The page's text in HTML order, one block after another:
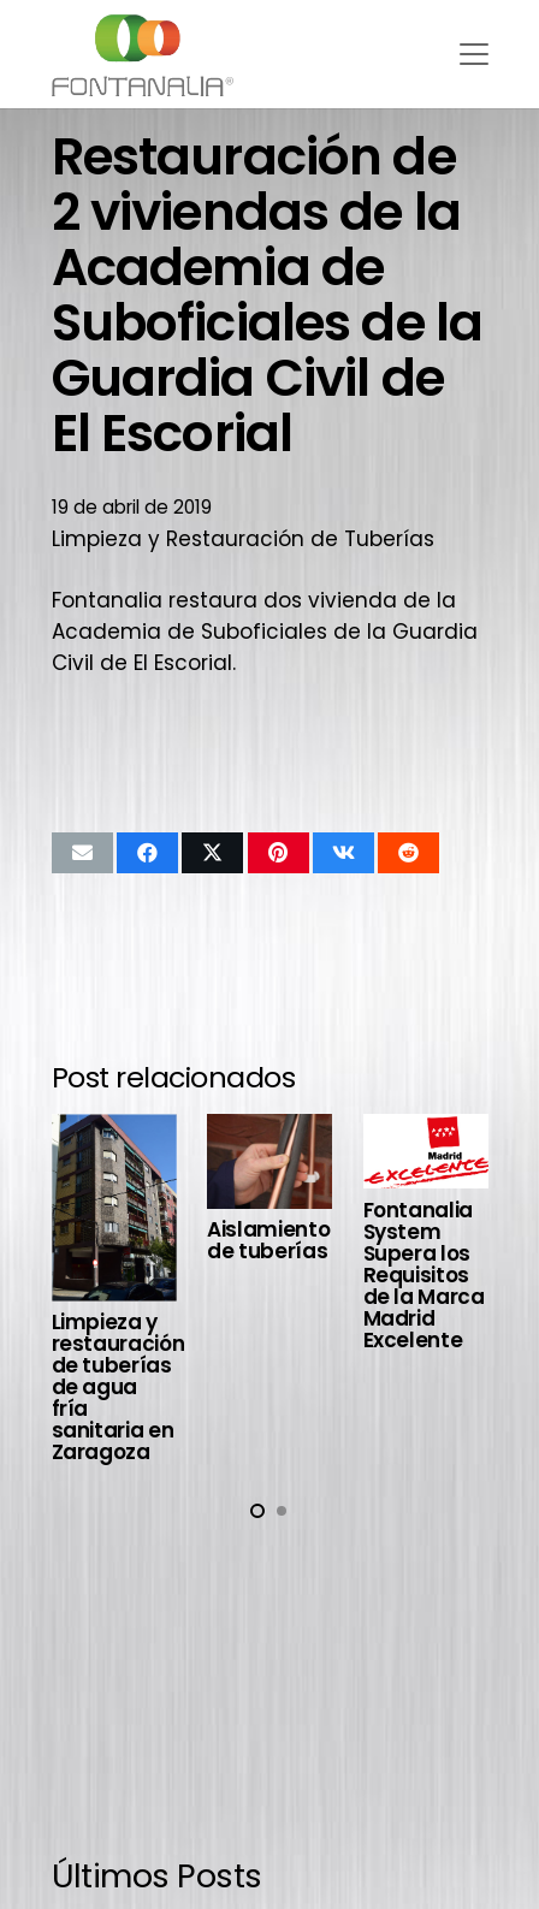
Restauración de
2 viviendas de la
Academia de
Suboficiales de la
Guardia Civil de
El Escorial
19 de abril de 2019
Limpieza y Restauración de Tuberías
Fontanalia restaura dos vivienda de la
Academia de Suboficiales de la Guardia
Civil de El Escorial.
Post relacionados
Limpieza y
restauración
de tuberías
de agua
fría
sanitaria en
Zaragoza
Aislamiento
de tuberías
Fontanalia
System
Supera los
Requisitos
de la Marca
Madrid
Excelente
Últimos Posts